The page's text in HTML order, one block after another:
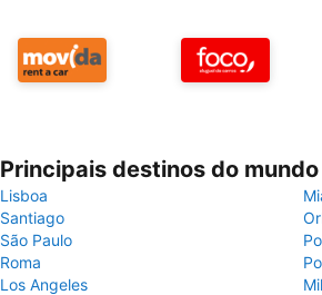
Principais destinos do mundo
Lisboa
Santiago
São Paulo
Roma
Los Angeles